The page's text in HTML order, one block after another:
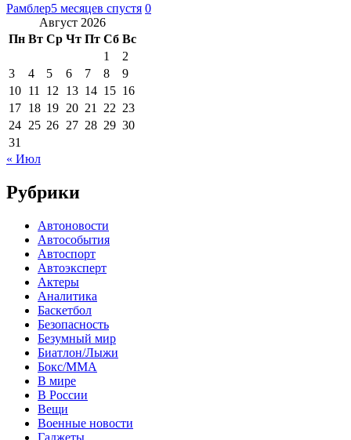
Рамблер5 месяцев спустя 0
Август 2026
Пн Вт Ср Чт Пт Сб Вс
1
2
3
4 5 6 7 8
9
10 11 12 13 14 15 16
17 18 19 20 21 22 23
24 25 26 27 28 29 30
31
« Июл
Рубрики
Автоновости
Автособытия
Автоспорт
Автоэксперт
Актеры
Аналитика
Баскетбол
Безопасность
Безумный мир
Биатлон/Лыжи
Бокс/MMA
В мире
В России
Вещи
Военные новости
Гаджеты